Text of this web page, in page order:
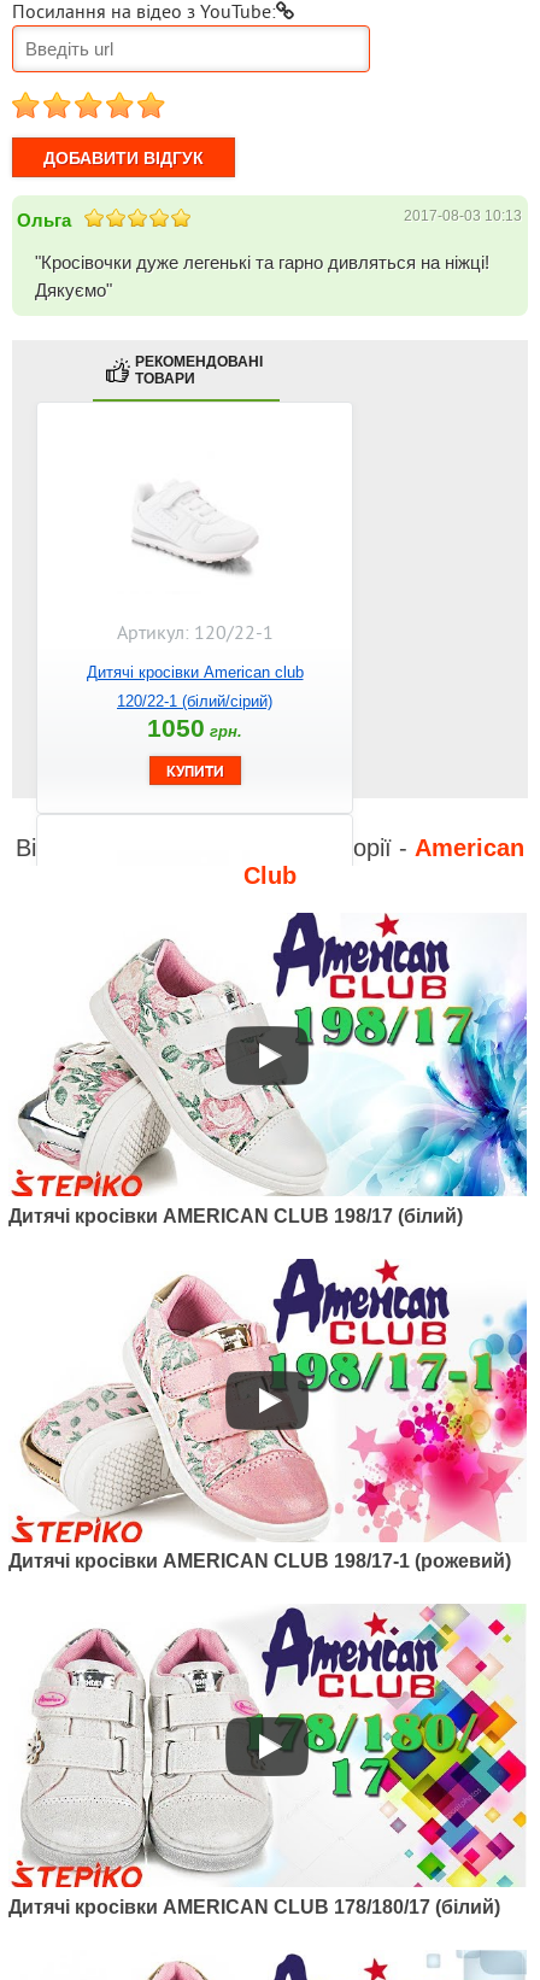
Посилання на відео з YouTube:
1 2 3 4 5
Ольга 2017-08-03 10:13
"Кросівочки дуже легенькі та гарно дивляться на ніжці!
Дякуємо"
РЕКОМЕНДОВАНІ
ТОВАРИ
Артикул: 120/22-1
Дитячі кросівки American club
120/22-1 (білий/сірий)
1050 грн.
Артикул: 120/22
Дитячі кросівки American club
120/22 (білий/рожевий)
1050грн.
Артикул: 124/22-1
Дитячі кросівки American club
124/22-1 (рожевий)
1040грн.
Артикул: 124/22
Дитячі кросівки American club
1040
Відео до інших товарів з категорії - American
Club
Дитячі кросівки AMERICAN CLUB 198/17 (білий)
Дитячі кросівки AMERICAN CLUB 198/17-1 (рожевий)
Дитячі кросівки AMERICAN CLUB 178/180/17 (білий)